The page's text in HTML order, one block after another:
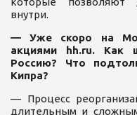
внутри.
— Уже скоро на
акциями hh.ru. Как
Россию? Что
Кипра?
— Процесс
длительным и